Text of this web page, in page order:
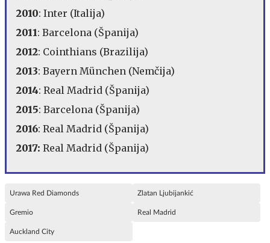
2010: Inter (Italija)
2011: Barcelona (Španija)
2012: Cointhians (Brazilija)
2013: Bayern München (Nemčija)
2014: Real Madrid (Španija)
2015: Barcelona (Španija)
2016: Real Madrid (Španija)
2017: Real Madrid (Španija)
Urawa Red Diamonds Zlatan Ljubijankić
Gremio Real Madrid
Auckland City